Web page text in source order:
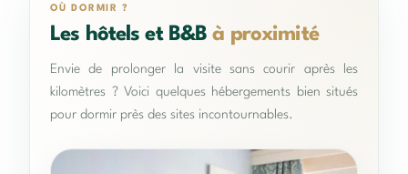
OÙ DORMIR ?
Les hôtels et B&Bà proximité
Envie de prolonger la visite sans courir après les
kilomètres ? Voici quelques hébergements bien situés
pour dormir près des sites incontournables.